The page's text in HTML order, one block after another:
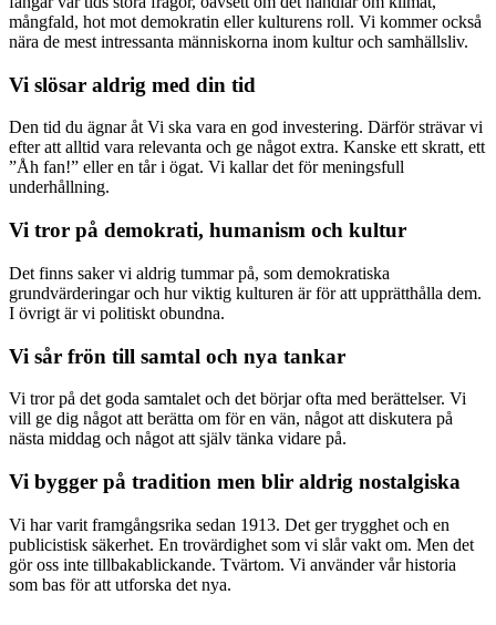
mångfald, hot mot demokratin eller kulturens roll. Vi kommer också
nära de mest intressanta människorna inom kultur och samhällsliv.
Vi slösar aldrig med din tid
Den tid du ägnar åt Vi ska vara en god investering. Därför strävar vi
efter att alltid vara relevanta och ge något extra. Kanske ett skratt, ett
”Åh fan!” eller en tår i ögat. Vi kallar det för meningsfull
underhållning.
Vi tror på demokrati, humanism och kultur
Det finns saker vi aldrig tummar på, som demokratiska
grundvärderingar och hur viktig kulturen är för att upprätthålla dem.
I övrigt är vi politiskt obundna.
Vi sår frön till samtal och nya tankar
Vi tror på det goda samtalet och det börjar ofta med berättelser. Vi
vill ge dig något att berätta om för en vän, något att diskutera på
nästa middag och något att själv tänka vidare på.
Vi bygger på tradition men blir aldrig nostalgiska
Vi har varit framgångsrika sedan 1913. Det ger trygghet och en
publicistisk säkerhet. En trovärdighet som vi slår vakt om. Men det
gör oss inte tillbakablickande. Tvärtom. Vi använder vår historia
som bas för att utforska det nya.